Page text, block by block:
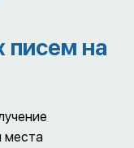
писем на
места